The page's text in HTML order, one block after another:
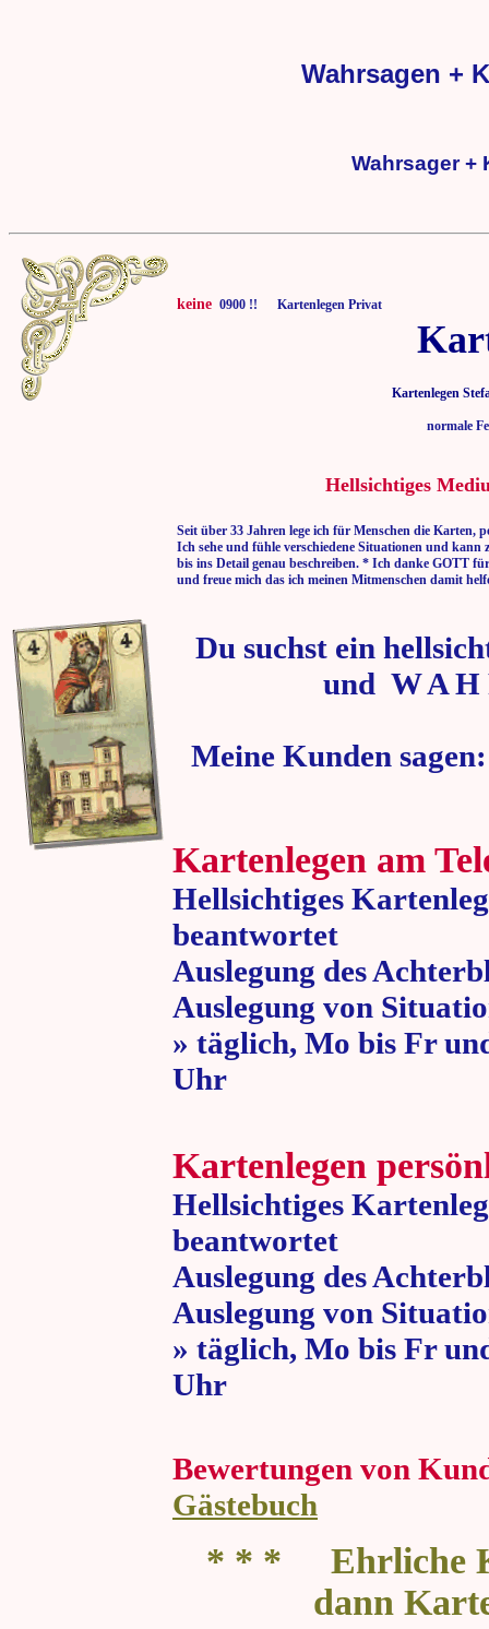
Wahrsagen +
Wahrsager +
keine 0900 !! Kartenlegen Privat
Kartenlegen
normale
Hellsichtiges
Seit über 33 Jahren lege ich für Menschen die Karten,
Ich sehe und fühle verschiedene Situationen und kann
bis ins Detail genau beschreiben. * Ich danke GOTT
und freue mich das ich meinen Mitmenschen damit
Du suchst ein
und W A H
Meine Kunden
Kartenlegen am
Hellsichtiges
beantwortet
Auslegung des
Auslegung von
» täglich, Mo bis Fr
Uhr » 80
Kartenlegen
Hellsichtiges
beantwortet
Auslegung des
Auslegung von
» täglich, Mo bis Fr
Uhr » 80
Bewertungen von
Gästebuch
* * * Ehrliche
dann